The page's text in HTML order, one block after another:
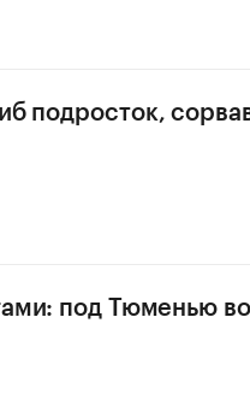
подросток,
под Тюменью